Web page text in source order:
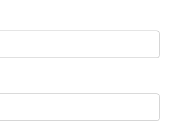
Lebih Jauh Tanpa Lelah